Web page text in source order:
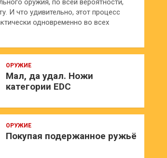
оружия, по всей вероятности,
И что удивительно, этот процесс
одновременно во всех
ОРУЖИЕ
Мал, да удал. Ножи
категории EDC
ОРУЖИЕ
Покупая подержанное ружьё